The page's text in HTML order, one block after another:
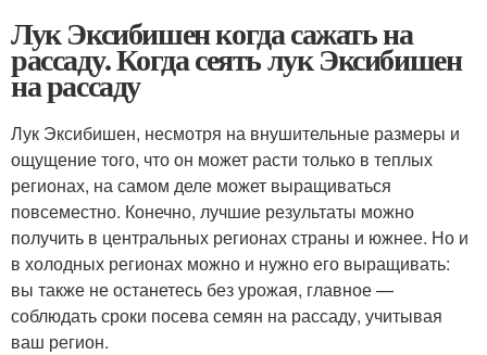
Лук Эксибишен когда сажать на
рассаду. Когда сеять лук Эксибишен
на рассаду
Лук Эксибишен, несмотря на внушительные размеры и
ощущение того, что он может расти только в теплых
регионах, на самом деле может выращиваться
повсеместно. Конечно, лучшие результаты можно
получить в центральных регионах страны и южнее. Но и
в холодных регионах можно и нужно его выращивать:
вы также не останетесь без урожая, главное —
соблюдать сроки посева семян на рассаду, учитывая
ваш регион.